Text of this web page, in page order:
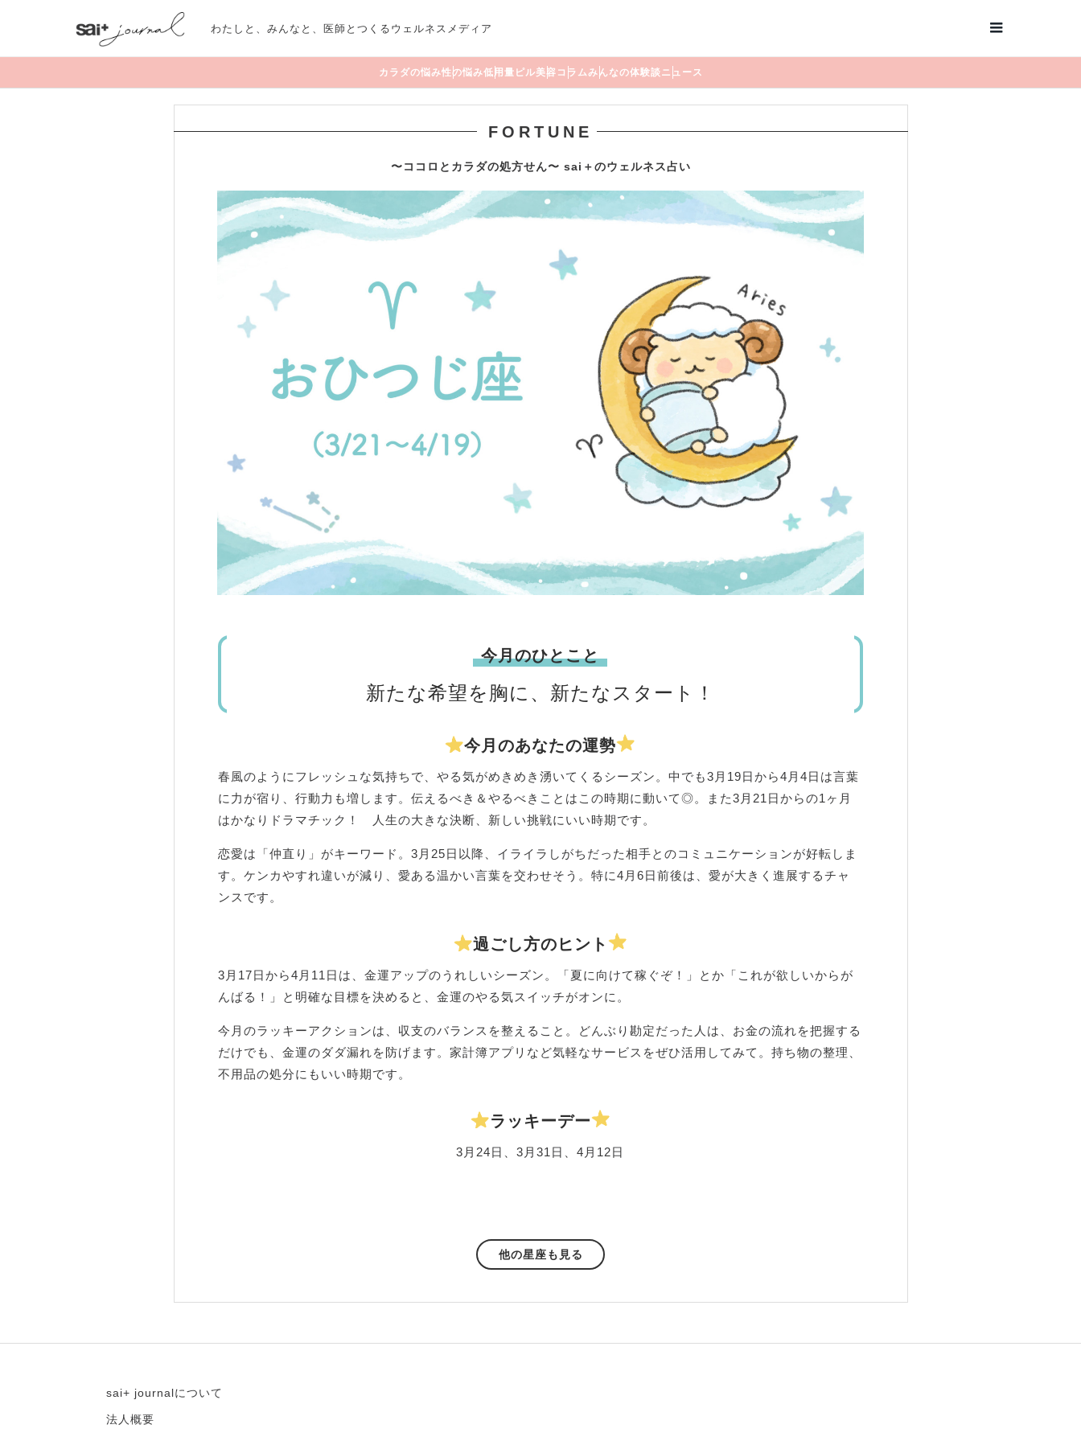
わたしと、みんなと、医師とつくるウェルネスメディア
カラダの悩み性の悩み低用量ピル美容 コラムみんなの体験談ニュース
FORTUNE
〜ココロとカラダの処方せん〜 sai＋のウェルネス占い
今月のひとこと
新たな希望を胸に、新たなスタート！
今月のあなたの運勢
春風のようにフレッシュな気持ちで、やる気がめきめき湧いてくるシーズン。中でも3月19日から4月4日は言葉
に力が宿り、行動力も増します。伝えるべき＆やるべきことはこの時期に動いて◎。また3月21日からの1ヶ月
はかなりドラマチック！ 人生の大きな決断、新しい挑戦にいい時期です。
恋愛は「仲直り」がキーワード。3月25日以降、イライラしがちだった相手とのコミュニケーションが好転しま
す。ケンカやすれ違いが減り、愛ある温かい言葉を交わせそう。特に4月6日前後は、愛が大きく進展するチャ
ンスです。
過ごし方のヒント
3月17日から4月11日は、金運アップのうれしいシーズン。「夏に向けて稼ぐぞ！」とか「これが欲しいからが
んばる！」と明確な目標を決めると、金運のやる気スイッチがオンに。
今月のラッキーアクションは、収支のバランスを整えること。どんぶり勘定だった人は、お金の流れを把握する
だけでも、金運のダダ漏れを防げます。家計簿アプリなど気軽なサービスをぜひ活用してみて。持ち物の整理、
不用品の処分にもいい時期です。
ラッキーデー
3月24日、3月31日、4月12日
他の星座も見る
sai+ journalについて
法人概要